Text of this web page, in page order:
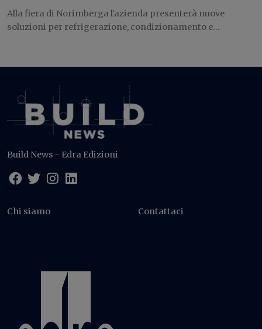
Alla fiera di Norimberga l'azienda presenterà nuove
soluzioni per refrigerazione, condizionamento e...
Build News - Edra Edizioni
Chi siamo Contattaci